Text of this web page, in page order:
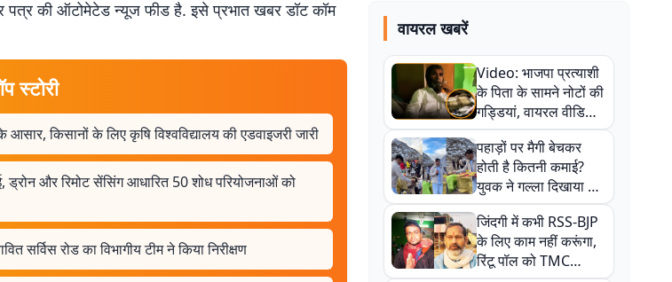
पत्र की ऑटोमेटेड न्यूज फीड है. इसे प्रभात खबर डॉट कॉम
स्टोरी
आसार, किसानों के लिए कृषि विश्वविद्यालय की एडवाइजरी जारी
ड्रोन और रिमोट सेंसिंग आधारित 50 शोध परियोजनाओं को
सर्विस रोड का विभागीय टीम ने किया निरीक्षण
वायरल खबरें
Video: भाजपा प्रत्याशी
के पिता के सामने नोटों की
गड्डियां, वायरल वीडियो
से राजनीति में उबाल,
अजित महतो बोले- TMC
की गंदी चाल
पहाड़ों पर मैगी बेचकर
होती है कितनी कमाई?
युवक ने गल्ला दिखाया तो
नौकरी वालों के खड़े हो गए
कान
जिंदगी में कभी RSS-BJP
के लिए काम नहीं करूंगा,
रिंटू पॉल को TMC